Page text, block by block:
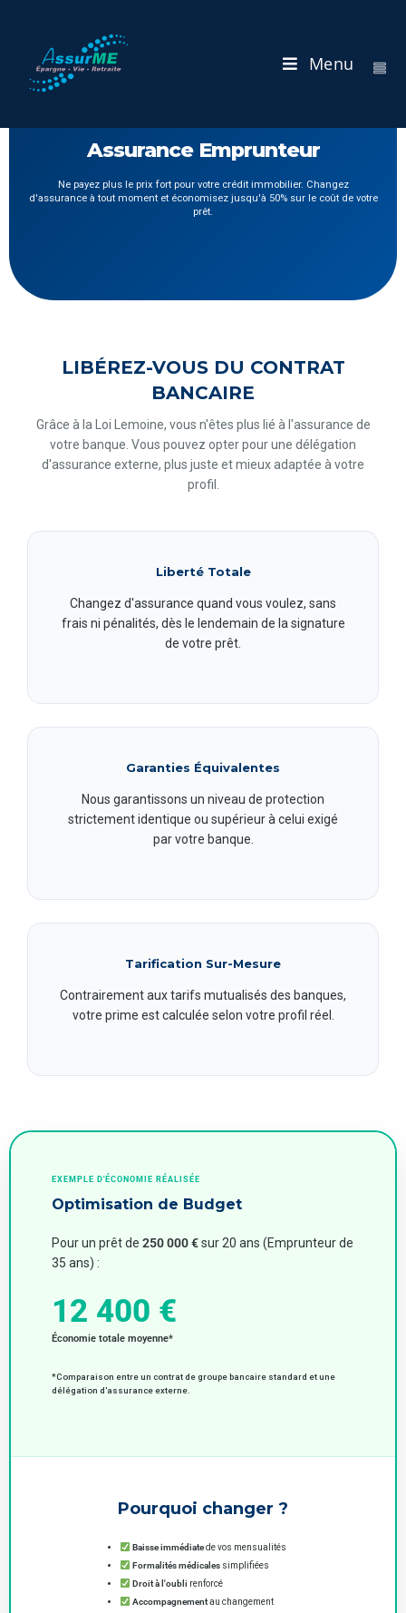
Menu
Assurance Emprunteur
Ne payez plus le prix fort pour votre crédit immobilier. Changez
d'assurance à tout moment et économisez jusqu'à 50% sur le coût de votre
prêt.
LIBÉREZ-VOUS DU CONTRAT
BANCAIRE
Grâce à la Loi Lemoine, vous n'êtes plus lié à l'assurance de
votre banque. Vous pouvez opter pour une délégation
d'assurance externe, plus juste et mieux adaptée à votre
profil.
Liberté Totale
Changez d'assurance quand vous voulez, sans
frais ni pénalités, dès le lendemain de la signature
de votre prêt.
Garanties Équivalentes
Nous garantissons un niveau de protection
strictement identique ou supérieur à celui exigé
par votre banque.
Tarification Sur-Mesure
Contrairement aux tarifs mutualisés des banques,
votre prime est calculée selon votre profil réel.
EXEMPLE D'ÉCONOMIE RÉALISÉE
Optimisation de Budget
Pour un prêt de 250 000 €sur 20 ans (Emprunteur de
35 ans) :
12 400 €
Économie totale moyenne*
*Comparaison entre un contrat de groupe bancaire standard et une
délégation d'assurance externe.
Pourquoi changer ?
Baisse immédiatede vos mensualités
Formalités médicalessimplifiées
Droit à l'oubli renforcé
Accompagnementau changement